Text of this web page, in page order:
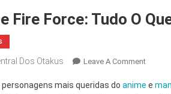
Fire Force: Tudo O
Dos Otakus Leave A CommentOn
Oze
personagens mais queridas do anime e